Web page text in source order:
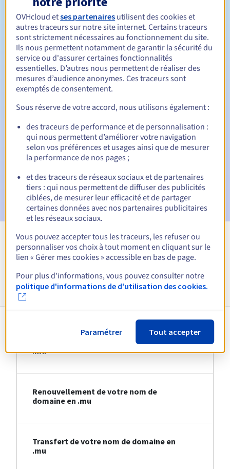
Durée de renouvellement Entre 1 et 10 ans
Période de rédemption
Notifications automatiques :
date d'échéance
E-mail le jour de l'expirationpour notification de la
suspension du nom de domaine
E-mail après la période de grâce de rédemptionpour
notification de la suppression du nom de domaine
Voir toutes les extensions
Informations sur le .mu
Création de votre nom de domaine en
.mu
Renouvellement de votre nom de
domaine en .mu
Transfert de votre nom de domaine en
.mu
OVHcloud etses partenaires utilisent des cookies et
autres traceurs sur notre site internet. Certains traceurs
sont strictement nécessaires au fonctionnement du site.
Ils nous permettent notamment de garantir la sécurité du
service ou d'assurer certaines fonctionnalités
essentielles. D’autres nous permettent de réaliser des
mesures d’audience anonymes. Ces traceurs sont
exemptés de consentement.
Sous réserve de votre accord, nous utilisons également :
des traceurs de performance et de personnalisation :
qui nous permettent d’améliorer votre navigation
selon vos préférences et usages ainsi que de mesurer
la performance de nos pages ;
et des traceurs de réseaux sociaux et de partenaires
tiers : qui nous permettent de diffuser des publicités
ciblées, de mesurer leur efficacité et de partager
certaines données avec nos partenaires publicitaires
et les réseaux sociaux.
Vous pouvez accepter tous les traceurs, les refuser ou
personnaliser vos choix à tout moment en cliquant sur le
lien « Gérer mes cookies » accessible en bas de page.
Pour plus d’informations, vous pouvez consulter notre
politique d'informations de d'utilisation des cookies.
Paramétrer Tout accepter